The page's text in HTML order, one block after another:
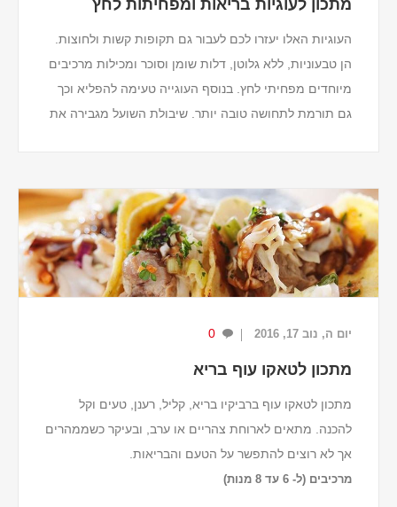
מתכון לעוגיות בריאות ומפחיתות לחץ
העוגיות האלו יעזרו לכם לעבור גם תקופות קשות ולחוצות.
הן טבעוניות, ללא גלוטן, דלות שומן וסוכר ומכילות מרכיבים
מיוחדים מפחיתי לחץ. בנוסף העוגייה טעימה להפליא וכך
גם תורמת לתחושה טובה יותר. שיבולת השועל מגבירה את
יום ה, נוב 17, 2016 0
מתכון לטאקו עוף בריא
מתכון לטאקו עוף ברביקיו בריא, קליל, רענן, טעים וקל
להכנה. מתאים לארוחת צהריים או ערב, ובעיקר כשממהרים
אך לא רוצים להתפשר על הטעם והבריאות.
מרכיבים (ל- 6 עד 8 מנות)